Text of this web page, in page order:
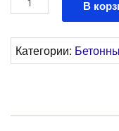
товара
КС
7-
В
Категории: